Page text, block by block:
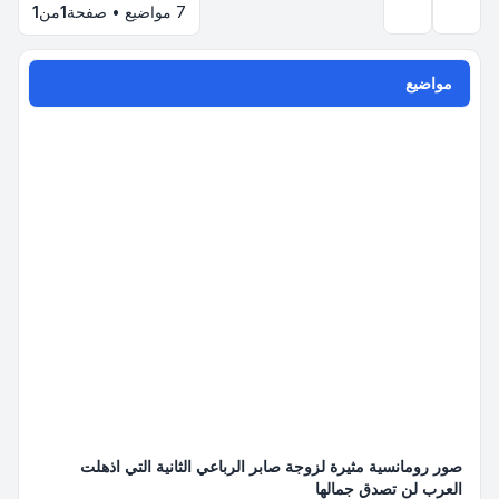
7 مواضيع • صفحة 1من1
مواضيع
صور رومانسية مثيرة‎ لزوجة صابر الرباعي الثانية التي اذهلت
العرب لن تصدق جمالها